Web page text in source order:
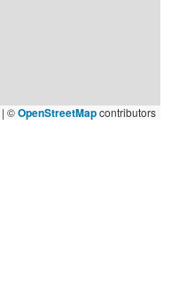
| ©OpenStreetMapcontributors